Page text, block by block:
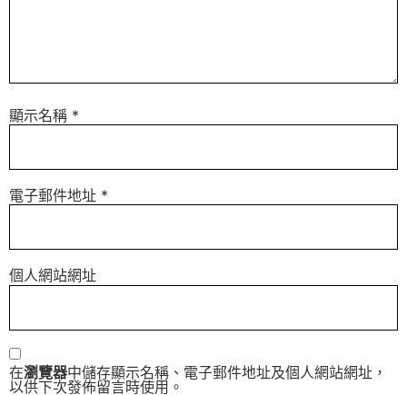
顯示名稱 *
電子郵件地址 *
個人網站網址
在瀏覽器中儲存顯示名稱、電子郵件地址及個人網站網址，
以供下次發佈留言時使用。